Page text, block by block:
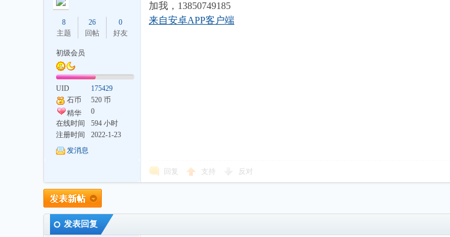
8
主题
26
回帖
0
好友
初级会员
UID
175429
石币
520 币
精华
0
在线时间
594 小时
注册时间
2022-1-23
发消息
加我，13850749185
来自安卓APP客户端
回复 支持 反对
发表回复